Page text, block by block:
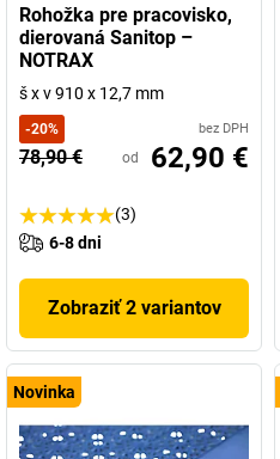
Rohožka pre pracovisko,
dierovaná Sanitop –
NOTRAX
š x v 910 x 12,7 mm
-20% bez DPH
78,90 € od 62,90 €
(3)
6-8 dni
Zobraziť 2 variantov
Novinka